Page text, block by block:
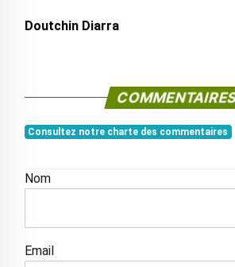
Doutchin Diarra
Consultez notre charte des commentaires
Nom
Email